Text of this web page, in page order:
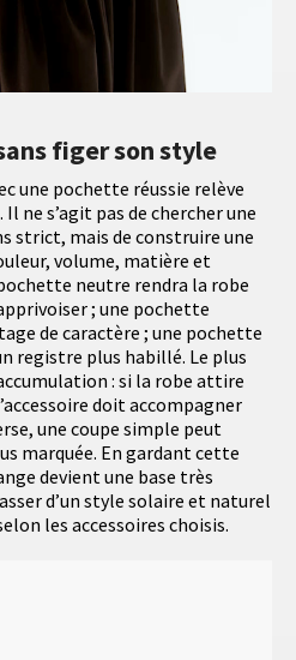
figer son style
une pochette réussie relève
ne s’agit pas de chercher une
strict, mais de construire une
volume, matière et
neutre rendra la robe
; une pochette
de caractère ; une pochette
registre plus habillé. Le plus
: si la robe attire
doit accompagner
une coupe simple peut
marquée. En gardant cette
devient une base très
d’un style solaire et naturel
les accessoires choisis.